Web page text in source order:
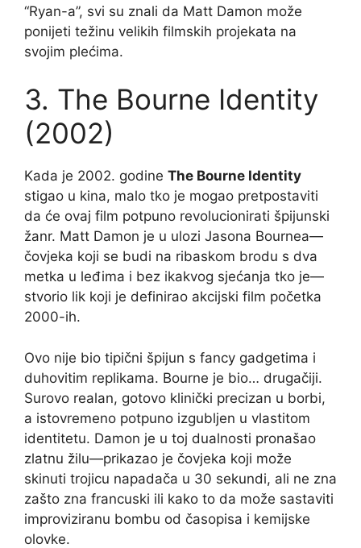
“Ryan-a”, svi su znali da Matt Damon može
ponijeti težinu velikih filmskih projekata na
svojim plećima.
3. The Bourne Identity
(2002)
Kada je 2002. godine The Bourne Identity
stigao u kina, malo tko je mogao pretpostaviti
da će ovaj film potpuno revolucionirati špijunski
žanr. Matt Damon je u ulozi Jasona Bournea—
čovjeka koji se budi na ribaskom brodu s dva
metka u leđima i bez ikakvog sjećanja tko je—
stvorio lik koji je definirao akcijski film početka
2000-ih.
Ovo nije bio tipični špijun s fancy gadgetima i
duhovitim replikama. Bourne je bio… drugačiji.
Surovo realan, gotovo klinički precizan u borbi,
a istovremeno potpuno izgubljen u vlastitom
identitetu. Damon je u toj dualnosti pronašao
zlatnu žilu—prikazao je čovjeka koji može
skinuti trojicu napadača u 30 sekundi, ali ne zna
zašto zna francuski ili kako to da može sastaviti
improviziranu bombu od časopisa i kemijske
olovke.